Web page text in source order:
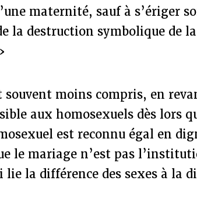
maternité, sauf à s’ériger
la destruction symbolique de
moins compris, en
aux homosexuels dès lors
est reconnu égal en
le mariage n’est pas
la différence des sexes à la